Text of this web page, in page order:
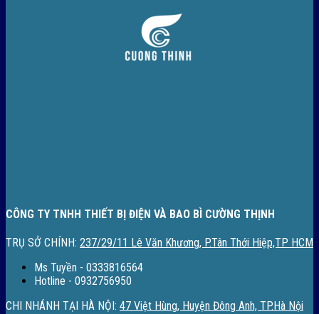
CÔNG TY TNHH THIẾT BỊ ĐIỆN VÀ BAO BÌ CƯỜNG THỊNH
TRỤ SỞ CHÍNH: 237/29/11 Lê Văn Khương, P.Tân Thới Hiệp,TP HCM
Ms Tuyền - 0333816564
Hotline - 0932756950
CHI NHÁNH TẠI HÀ NỘI: 47 Việt Hùng, Huyện Đông Anh, TP.Hà Nội